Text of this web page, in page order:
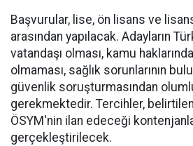
Başvurular, lise, ön lisans ve
arasından yapılacak. Adayların
vatandaşı olması, kamu
olmaması, sağlık sorunlarının
güvenlik soruşturmasından
gerekmektedir. Tercihler,
ÖSYM'nin ilan edeceği
gerçekleştirilecek.